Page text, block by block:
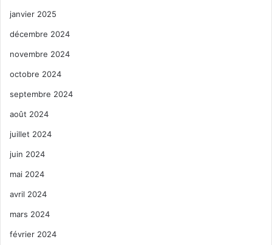
janvier 2025
décembre 2024
novembre 2024
octobre 2024
septembre 2024
août 2024
juillet 2024
juin 2024
mai 2024
avril 2024
mars 2024
février 2024